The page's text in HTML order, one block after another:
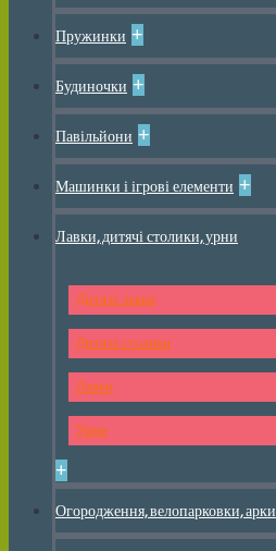
Пружинки +
Будиночки +
Павільйони +
Машинки і ігрові елементи +
Лавки, дитячі столики, урни
Дитячі лавки
Дитячі столики
Лавки
Урни
+
Огородження, велопарковки, арки